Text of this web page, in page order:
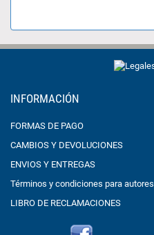
INFORMACIÓN
FORMAS DE PAGO
CAMBIOS Y DEVOLUCIONES
ENVIOS Y ENTREGAS
Términos y condiciones para autores
LIBRO DE RECLAMACIONES